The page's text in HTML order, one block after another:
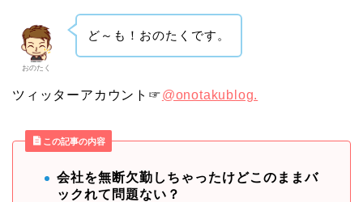
おのたく
ど～も！おのたくです。
ツィッターアカウント☞@onotakublog.
この記事の内容
会社を無断欠勤しちゃったけどこのままバ
ックれて問題ない？